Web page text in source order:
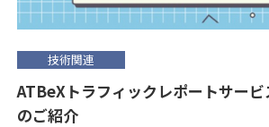
技術関連
ATBeXトラフィックレポートサービ
のご紹介